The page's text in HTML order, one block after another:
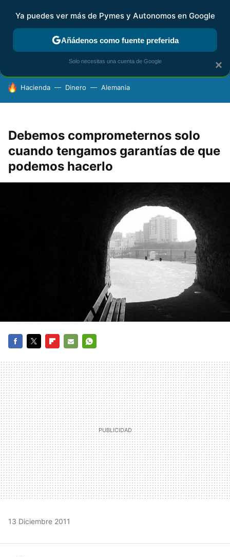
FISCALIDAD Y CONTABILIDAD KIT DIGITAL RENTA
HOY SE HABLA DE
Hacienda Dinero Alemania
Debemos comprometernos solo
cuando tengamos garantías de que
podemos hacerlo
MAIL
13 Diciembre 2011
×
Ya puedes ver más de Pymes y Autonomos en Google
Añádenos como fuente preferida
Solo necesitas una cuenta de Google